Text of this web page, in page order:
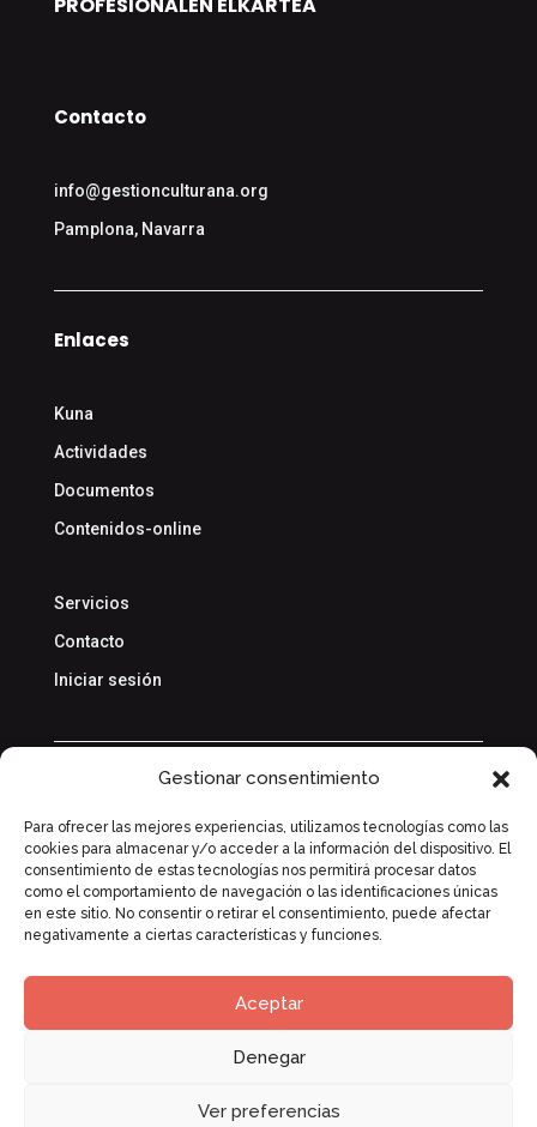
Gestionar consentimiento
Para ofrecer las mejores experiencias, utilizamos tecnologías como las
cookies para almacenar y/o acceder a la información del dispositivo. El
consentimiento de estas tecnologías nos permitirá procesar datos
como el comportamiento de navegación o las identificaciones únicas
en este sitio. No consentir o retirar el consentimiento, puede afectar
negativamente a ciertas características y funciones.
Aceptar
Denegar
Ver preferencias
Contacto
info@gestionculturana.org
Pamplona, Navarra
Enlaces
Kuna
Actividades
Documentos
Contenidos-online
Servicios
Contacto
Iniciar sesión
Política de cookies
Copyright © 2026 Kuna. Reservados todos los